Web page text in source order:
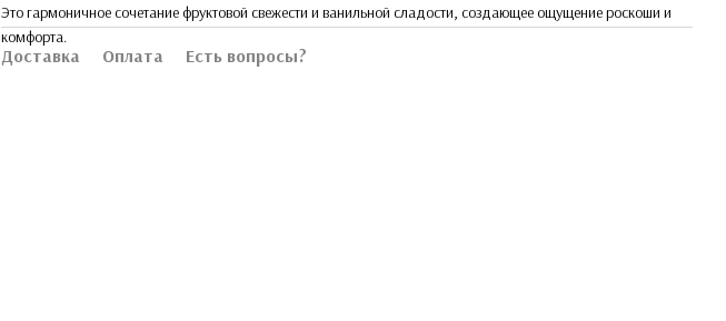
Это гармоничное сочетание фруктовой свежести и ванильной сладости, создающее ощущение роскоши и
комфорта.
Доставка Оплата Есть вопросы?